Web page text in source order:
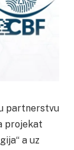
partnerstvu
projekat
a uz